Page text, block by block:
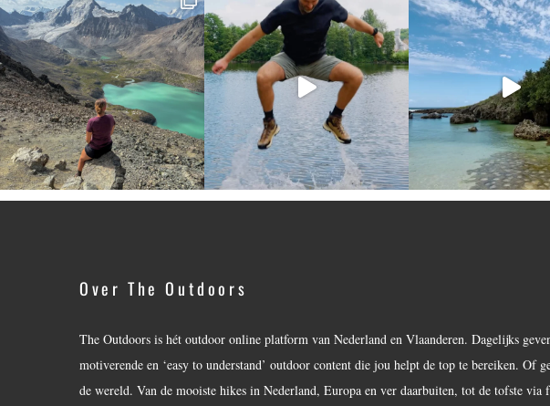
Over The Outdoors
The Outdoors is hét outdoor online platform van Nederland en Vlaanderen. Dagelijks
motiverende en ‘easy to understand’ outdoor content die jou helpt de top te bereiken. Of
de wereld. Van de mooiste hikes in Nederland, Europa en ver daarbuiten, tot de tofste via